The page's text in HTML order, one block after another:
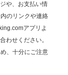
や、お支払い情
のリンクや連絡
アプリよ
わせください。
、十分にご注意